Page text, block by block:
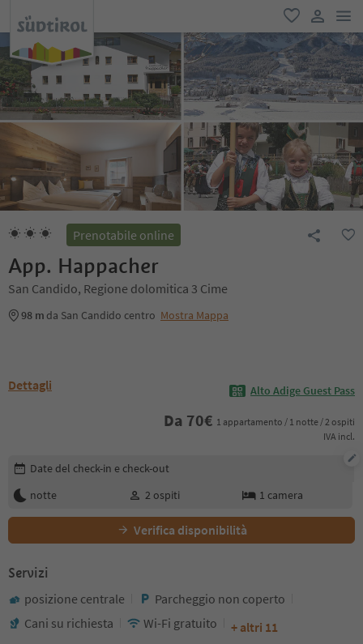
favoriti
user link
Prenotabile online
App. Happacher
San Candido, Regione dolomitica 3 Cime
98 m da San Candido centro Mostra Mappa
Dettagli Alto Adige Guest Pass
Da 70€ 1 appartamento / 1 notte / 2 ospiti
IVA incl.
Modifica i dettagli della prenotazione
Date del check-in e check-out
notte
2 ospiti 1 camera
Verifica disponibilità
Servizi
posizione centrale
Parcheggio non coperto
Cani su richiesta
Wi-Fi gratuito + altri 11